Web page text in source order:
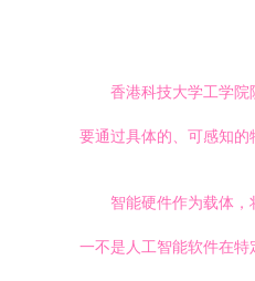
香港科技大学工学
要通过具体的、可感知的
智能硬件作为载体
一不是人工智能软件在